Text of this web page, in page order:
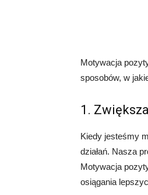
Motywacja
sposobów, w
1.
Kiedy jesteśmy
działań. Nasza
Motywacja
osiągania